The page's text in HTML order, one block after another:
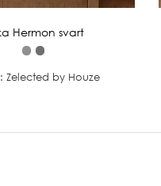
Hermon svart
Zelected by Houze